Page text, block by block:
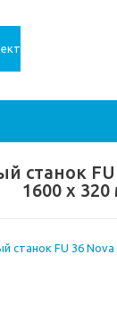
станок FU
1600 x